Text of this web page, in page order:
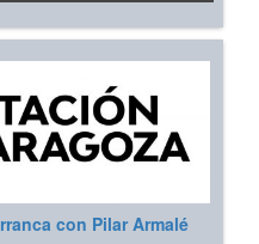
con Pilar Armalé